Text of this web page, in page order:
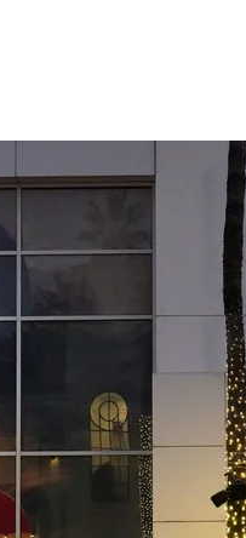
фреску на тему COVID-19 із
ще
Верроккйо
дозволив
картині «
Хрещення
Уффіці, де
решта картини.
А
да Вінчі
знайдемо чітких
контурів, очам —